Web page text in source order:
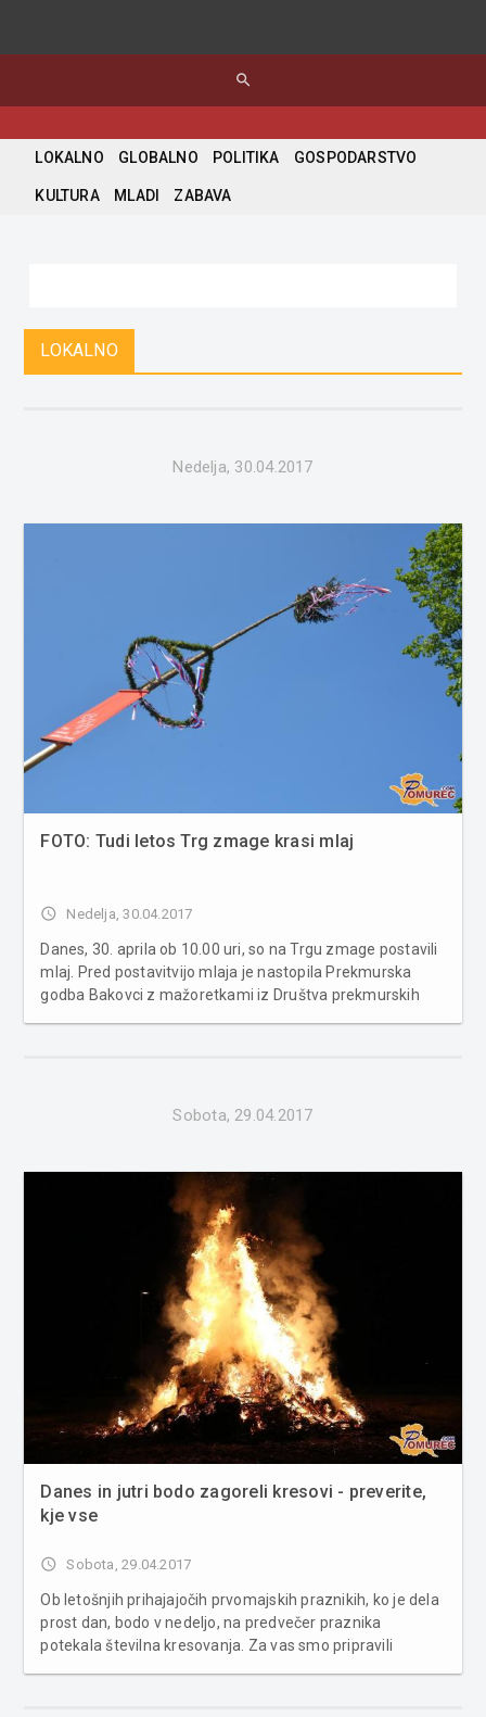
search
LOKALNO GLOBALNO POLITIKA GOSPODARSTVO
KULTURA MLADI ZABAVA
LOKALNO
Nedelja, 30.04.2017
FOTO: Tudi letos Trg zmage krasi mlaj
access_time Nedelja, 30.04.2017
Danes, 30. aprila ob 10.00 uri, so na Trgu zmage postavili
mlaj. Pred postavitvijo mlaja je nastopila Prekmurska
godba Bakovci z mažoretkami iz Društva prekmurskih
Sobota, 29.04.2017
Danes in jutri bodo zagoreli kresovi - preverite,
kje vse
access_time Sobota, 29.04.2017
Ob letošnjih prihajajočih prvomajskih praznikih, ko je dela
prost dan, bodo v nedeljo, na predvečer praznika
potekala številna kresovanja. Za vas smo pripravili